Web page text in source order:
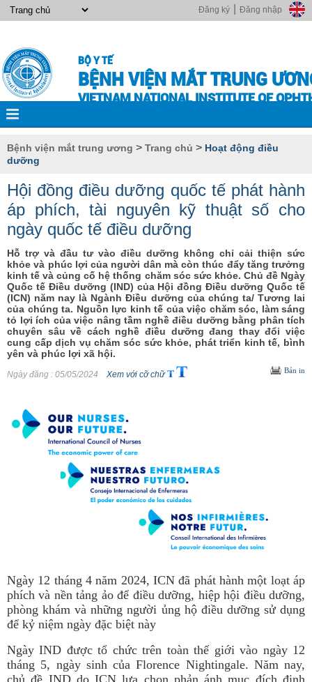
Đăng nhập
Đăng ký
BỘ Y TẾ
BỆNH VIỆN MẮT TRUNG
VIETNAM NATIONAL INSTITUTE OF
Bệnh viện mắt trung ương > Trang chủ > Hoạt động điều
dưỡng
Hội đồng điều dưỡng quốc tế phát hành
áp phích, tài nguyên kỹ thuật số cho
ngày quốc tế điều dưỡng
Hỗ trợ và đầu tư vào điều dưỡng không chỉ cải thiện sức
khỏe và phúc lợi của người dân mà còn thúc đẩy tăng trưởng
kinh tế và củng cố hệ thống chăm sóc sức khỏe. Chủ đề Ngày
Quốc tế Điều dưỡng (IND) của Hội đồng Điều dưỡng Quốc tế
(ICN) năm nay là Ngành Điều dưỡng của chúng ta/ Tương lai
của chúng ta. Nguồn lực kinh tế của việc chăm sóc, làm sáng
tỏ lợi ích của việc nâng tầm nghề điều dưỡng bằng phân tích
chuyên sâu về cách nghề điều dưỡng đang thay đổi việc
cung cấp dịch vụ chăm sóc sức khỏe, phát triển kinh tế, bình
yên và phúc lợi xã hội.
Ngày đăng : 05/05/2024 Xem với cỡ chữ Bản in
Ngày 12 tháng 4 năm 2024, ICN đã phát hành một loạt áp
phích và nền tảng ảo để điều dưỡng, hiệp hội điều dưỡng,
phòng khám và những người ủng hộ điều dưỡng sử dụng
để kỷ niệm ngày đặc biệt này
Ngày IND được tổ chức trên toàn thế giới vào ngày 12
tháng 5, ngày sinh của Florence Nightingale. Năm nay,
chủ đề IND do ICN lựa chọn phản ánh mục đích định